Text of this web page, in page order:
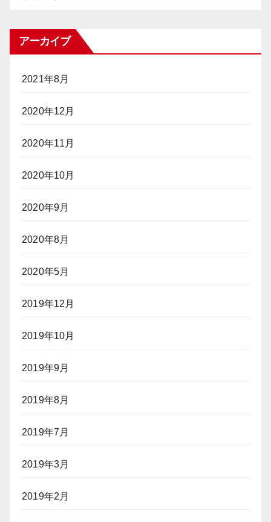
アーカイブ
2021年8月
2020年12月
2020年11月
2020年10月
2020年9月
2020年8月
2020年5月
2019年12月
2019年10月
2019年9月
2019年8月
2019年7月
2019年3月
2019年2月